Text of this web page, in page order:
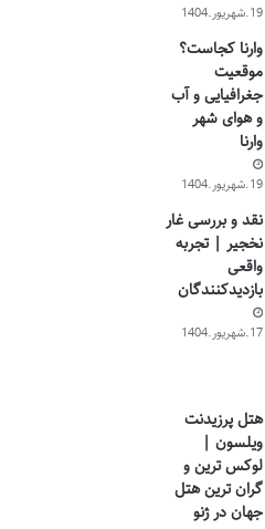
19.شهریور.1404
وارنا کجاست؟
موقعیت
جغرافیایی و آب
و هوای شهر
وارنا
19.شهریور.1404
نقد و بررسی غار
نخجیر | تجربه
واقعی
بازدیدکنندگان
17.شهریور.1404
هتل پرزیدنت
ویلسون |
لوکس ترین و
گران ترین هتل
جهان در ژنو